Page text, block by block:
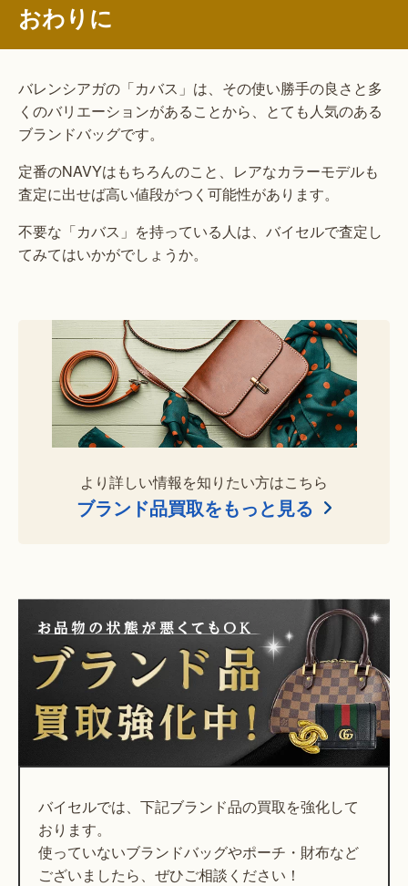
おわりに
バレンシアガの「カバス」は、その使い勝手の良さと多
くのバリエーションがあることから、とても人気のある
ブランドバッグです。
定番のNAVYはもちろんのこと、レアなカラーモデルも
査定に出せば高い値段がつく可能性があります。
不要な「カバス」を持っている人は、バイセルで査定し
てみてはいかがでしょうか。
より詳しい情報を知りたい方はこちら
ブランド品買取をもっと見る
バイセルでは、下記ブランド品の買取を強化して
おります。
使っていないブランドバッグやポーチ・財布など
ございましたら、ぜひご相談ください！